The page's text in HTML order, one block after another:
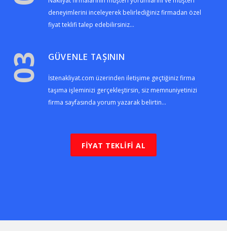
deneyimlerini inceleyerek belirlediğiniz firmadan özel
fiyat teklifi talep edebilirsiniz...
03 GÜVENLE TAŞININ
İstenakliyat.com üzerinden iletişime geçtiğiniz firma
taşıma işleminizi gerçekleştirsin, siz memnuniyetinizi
firma sayfasında yorum yazarak belirtin...
FİYAT TEKLİFİ AL